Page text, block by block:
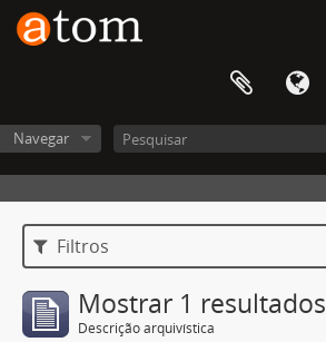
Navegar
Filtros
Mostrar 1 resultados
Descrição arquivística